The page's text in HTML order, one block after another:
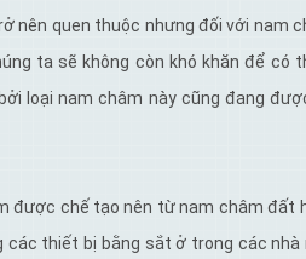
nên quen thuộc nhưng đối với nam
ta sẽ không còn khó khăn để có
loại nam châm này cũng đang
được chế tạo nên từ nam châm đất
thiết bị bằng sắt ở trong các nhà